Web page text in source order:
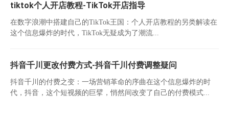
tiktok个人开店教程-TikTok开店指导
在数字浪潮中搭建自己的TikTok王国：个人开店教程的另类解读在
这个信息爆炸的时代，TikTok无疑成为了潮流...
抖音千川更改付费方式-抖音千川付费调整疑问
抖音千川的付费之变：一场营销革命的序曲在这个信息爆炸的时
代，抖音，这个短视频的巨擘，悄然间改变了自己的付费模式...